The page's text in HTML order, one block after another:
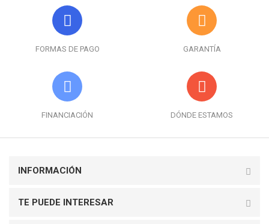
FORMAS DE PAGO GARANTÍA
FINANCIACIÓN DÓNDE ESTAMOS
INFORMACIÓN
TE PUEDE INTERESAR